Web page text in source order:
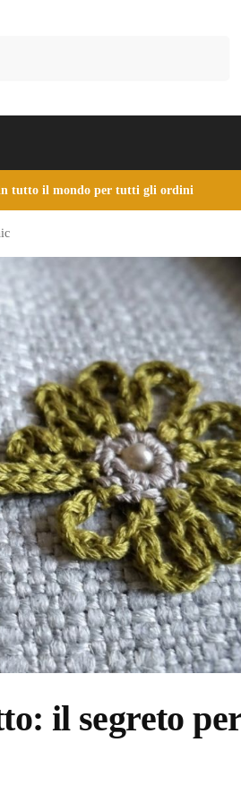
tutto il mondo per tutti gli ordini
il segreto